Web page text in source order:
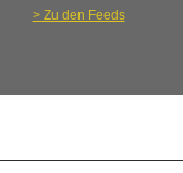
> Zu den Feeds